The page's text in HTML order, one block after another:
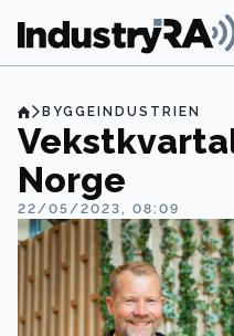
BYGGEINDUSTRIEN
Norge
22/05/2023, 08:09